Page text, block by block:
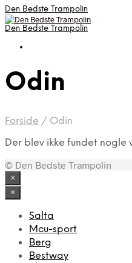
Den Bedste Trampolin
Den Bedste Trampolin
Odin
Forside / Odin
Der blev ikke fundet
© Den Bedste Trampolin
×
×
Salta
Mcu-sport
Berg
Bestway